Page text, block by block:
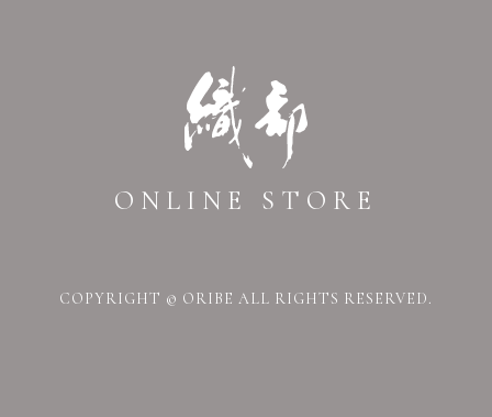
ONLINE STORE
COPYRIGHT © ORIBE ALL RIGHTS RESERVED.